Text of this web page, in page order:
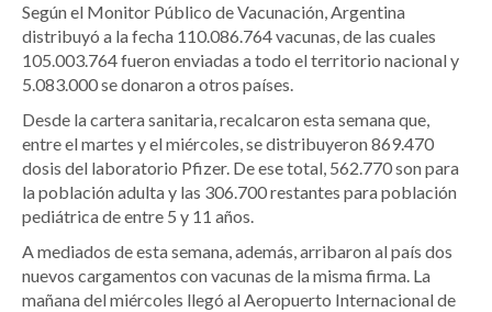
Según el Monitor Público de Vacunación, Argentina
distribuyó a la fecha 110.086.764 vacunas, de las cuales
105.003.764 fueron enviadas a todo el territorio nacional y
5.083.000 se donaron a otros países.
Desde la cartera sanitaria, recalcaron esta semana que,
entre el martes y el miércoles, se distribuyeron 869.470
dosis del laboratorio Pfizer. De ese total, 562.770 son para
la población adulta y las 306.700 restantes para población
pediátrica de entre 5 y 11 años.
A mediados de esta semana, además, arribaron al país dos
nuevos cargamentos con vacunas de la misma firma. La
mañana del miércoles llegó al Aeropuerto Internacional de